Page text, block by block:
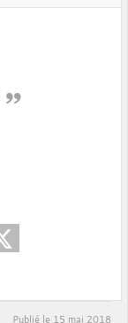
Publié le 15 mai 2018